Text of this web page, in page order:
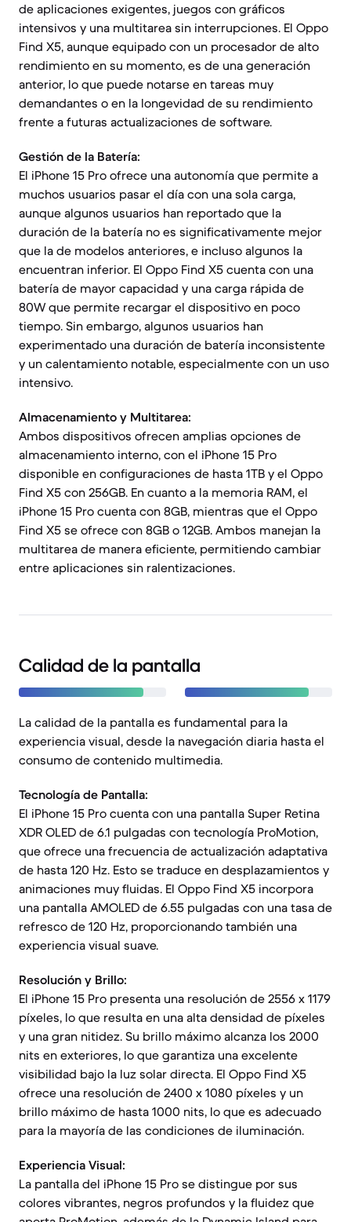
de aplicaciones exigentes, juegos con gráficos
intensivos y una multitarea sin interrupciones. El Oppo
Find X5, aunque equipado con un procesador de alto
rendimiento en su momento, es de una generación
anterior, lo que puede notarse en tareas muy
demandantes o en la longevidad de su rendimiento
frente a futuras actualizaciones de software.
Gestión de la Batería:
El iPhone 15 Pro ofrece una autonomía que permite a
muchos usuarios pasar el día con una sola carga,
aunque algunos usuarios han reportado que la
duración de la batería no es significativamente mejor
que la de modelos anteriores, e incluso algunos la
encuentran inferior. El Oppo Find X5 cuenta con una
batería de mayor capacidad y una carga rápida de
80W que permite recargar el dispositivo en poco
tiempo. Sin embargo, algunos usuarios han
experimentado una duración de batería inconsistente
y un calentamiento notable, especialmente con un uso
intensivo.
Almacenamiento y Multitarea:
Ambos dispositivos ofrecen amplias opciones de
almacenamiento interno, con el iPhone 15 Pro
disponible en configuraciones de hasta 1TB y el Oppo
Find X5 con 256GB. En cuanto a la memoria RAM, el
iPhone 15 Pro cuenta con 8GB, mientras que el Oppo
Find X5 se ofrece con 8GB o 12GB. Ambos manejan la
multitarea de manera eficiente, permitiendo cambiar
entre aplicaciones sin ralentizaciones.
Calidad de la pantalla
La calidad de la pantalla es fundamental para la
experiencia visual, desde la navegación diaria hasta el
consumo de contenido multimedia.
Tecnología de Pantalla:
El iPhone 15 Pro cuenta con una pantalla Super Retina
XDR OLED de 6.1 pulgadas con tecnología ProMotion,
que ofrece una frecuencia de actualización adaptativa
de hasta 120 Hz. Esto se traduce en desplazamientos y
animaciones muy fluidas. El Oppo Find X5 incorpora
una pantalla AMOLED de 6.55 pulgadas con una tasa de
refresco de 120 Hz, proporcionando también una
experiencia visual suave.
Resolución y Brillo:
El iPhone 15 Pro presenta una resolución de 2556 x 1179
píxeles, lo que resulta en una alta densidad de píxeles
y una gran nitidez. Su brillo máximo alcanza los 2000
nits en exteriores, lo que garantiza una excelente
visibilidad bajo la luz solar directa. El Oppo Find X5
ofrece una resolución de 2400 x 1080 píxeles y un
brillo máximo de hasta 1000 nits, lo que es adecuado
para la mayoría de las condiciones de iluminación.
Experiencia Visual:
La pantalla del iPhone 15 Pro se distingue por sus
colores vibrantes, negros profundos y la fluidez que